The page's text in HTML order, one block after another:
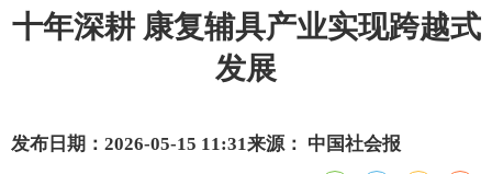
十年深耕 康复辅具产业实现跨越式
发展
发布日期：2026-05-15 11:31来源： 中国社会报